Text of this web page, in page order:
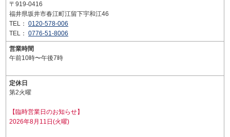
〒919-0416
福井県坂井市春江町江留下宇和江46
TEL： 0120-578-006
TEL： 0776-51-8006
営業時間
午前10時〜午後7時
定休日
第2火曜
【臨時営業日のお知らせ】
2026年8月11日(火曜)